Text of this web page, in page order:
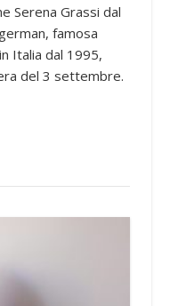
Serena Grassi dal
famosa
Italia dal 1995,
del 3 settembre.